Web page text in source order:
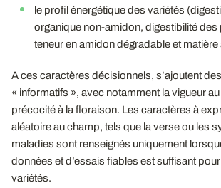
le profil énergétique des variétés
organique non-amidon, digestibilité des
teneur en amidon dégradable et matière
A ces caractères décisionnels, s’ajoutent
« informatifs », avec notamment la vigueur
précocité à la floraison. Les caractères à
aléatoire au champ, tels que la verse ou les
maladies sont renseignés uniquement
données et d’essais fiables est suffisant
variétés.